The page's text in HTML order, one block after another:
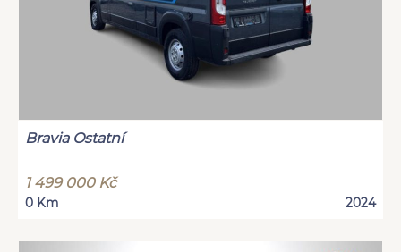
Bravia Ostatní
1 499 000 Kč
0 Km 2024